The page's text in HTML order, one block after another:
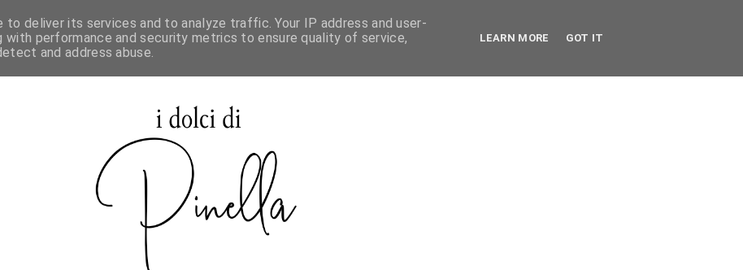
SPECIALE MAURIZIO SANTIN
to deliver its services and to analyze traffic. Your IP address and user-
with performance and security metrics to ensure quality of service,
and address abuse.
LEARN MORE GOT IT